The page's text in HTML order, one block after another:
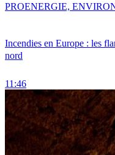
Incendies en Europe : les
nord
11:46
PROENERGIE,